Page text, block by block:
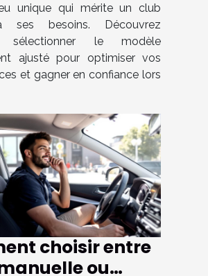
unique qui mérite un club
ses besoins. Découvrez
sélectionner le modèle
ajusté pour optimiser vos
et gagner en confiance lors
choisir entre
ou